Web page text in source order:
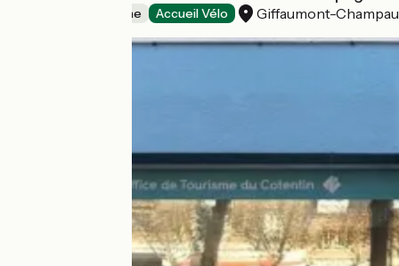
Offices de Tourisme Accueil Vélo Giffaumont-